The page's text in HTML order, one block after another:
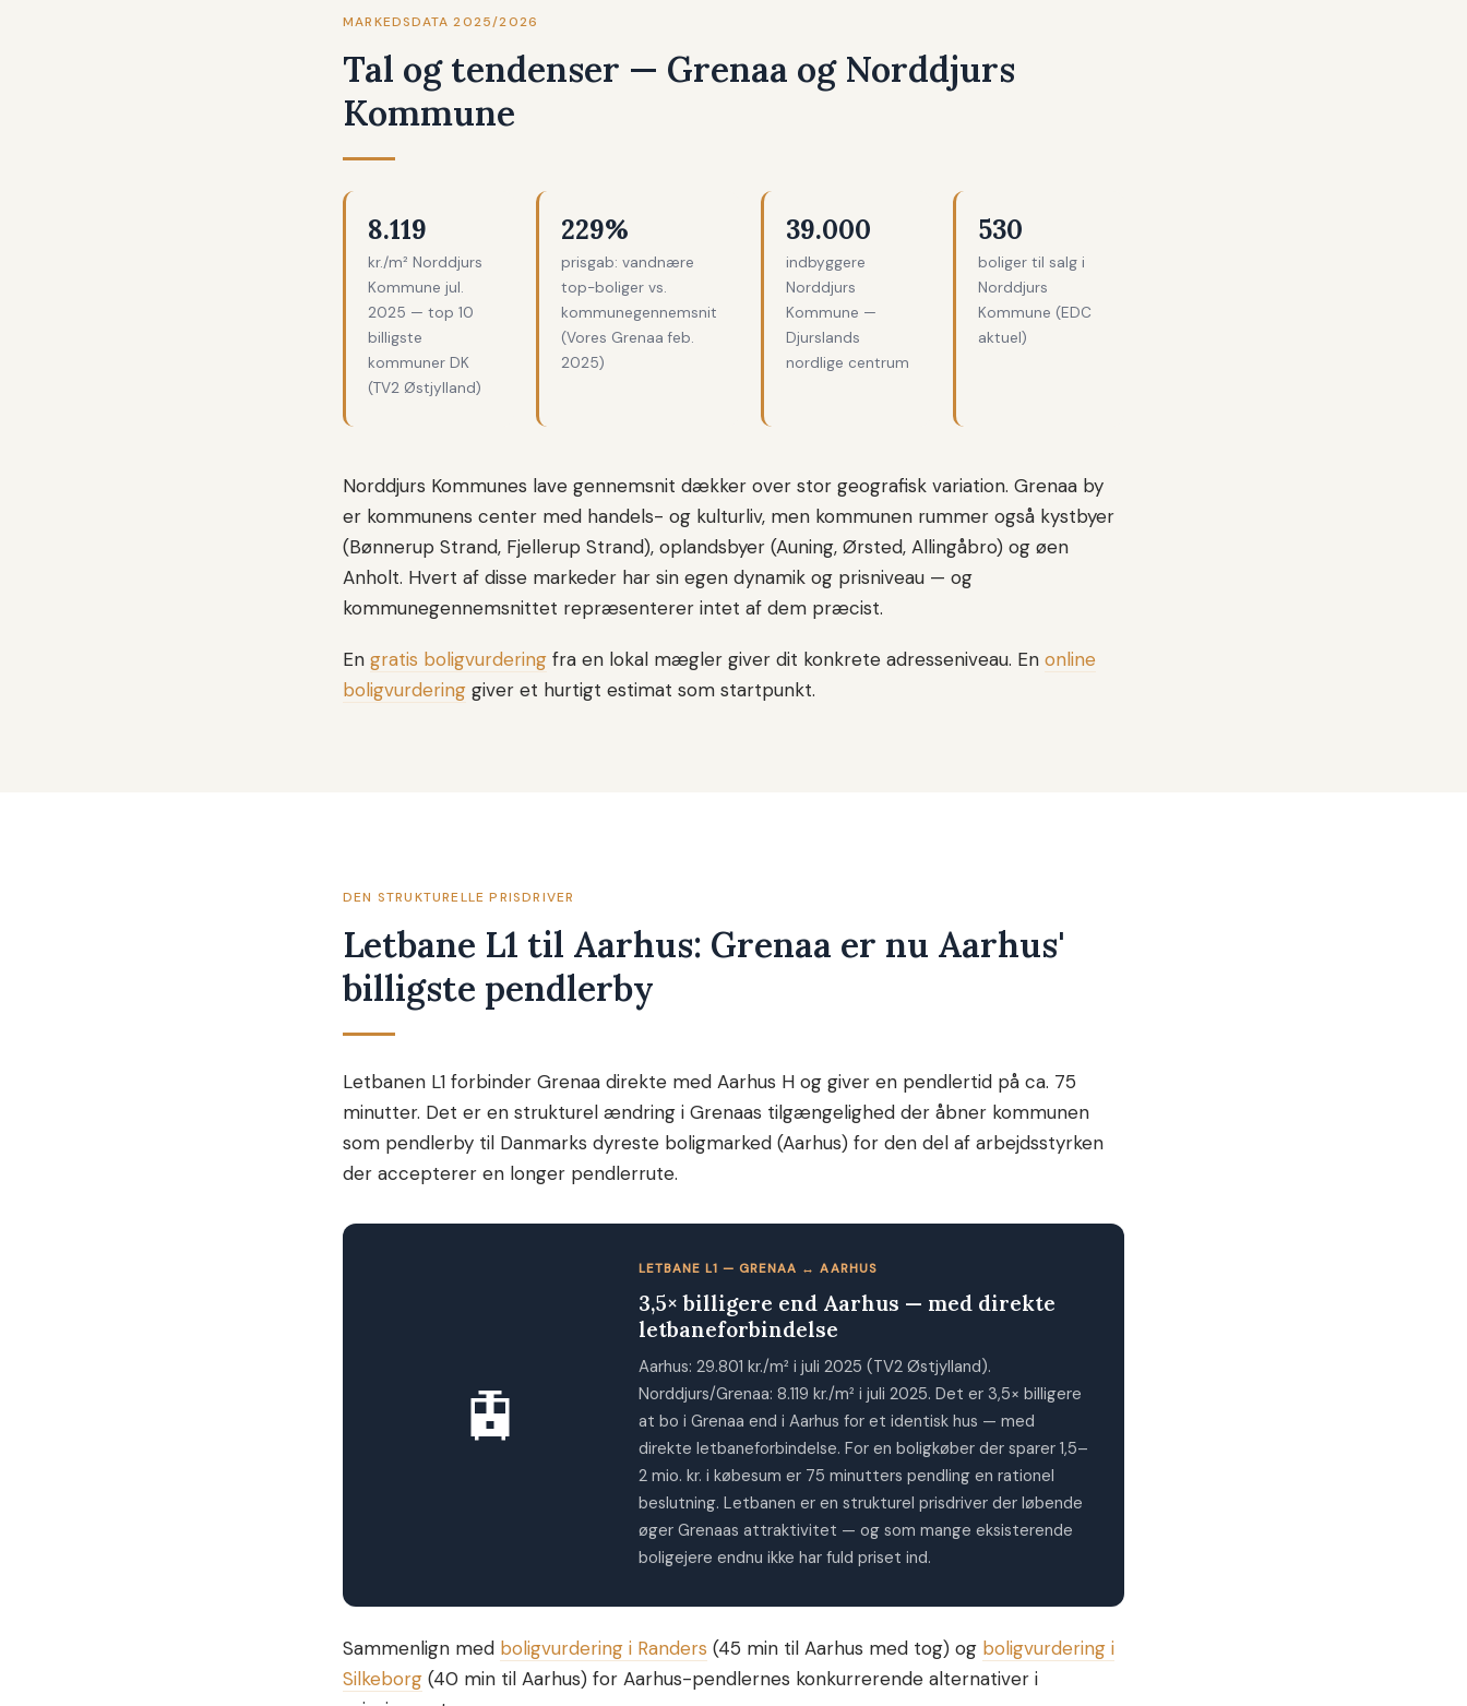
MARKEDSDATA 2025/2026
Tal og tendenser — Grenaa og Norddjurs
Kommune
8.119
kr./m² Norddjurs
Kommune jul.
2025 — top 10
billigste
kommuner DK
(TV2 Østjylland)
229%
prisgab: vandnære
top-boliger vs.
kommunegennemsnit
(Vores Grenaa feb.
2025)
39.000
indbyggere
Norddjurs
Kommune —
Djurslands
nordlige centrum
530
boliger til salg i
Norddjurs
Kommune (EDC
aktuel)
Norddjurs Kommunes lave gennemsnit dækker over stor geografisk variation. Grenaa by
er kommunens center med handels- og kulturliv, men kommunen rummer også kystbyer
(Bønnerup Strand, Fjellerup Strand), oplandsbyer (Auning, Ørsted, Allingåbro) og øen
Anholt. Hvert af disse markeder har sin egen dynamik og prisniveau — og
kommunegennemsnittet repræsenterer intet af dem præcist.
En gratis boligvurdering fra en lokal mægler giver dit konkrete adresseniveau. En online
boligvurdering giver et hurtigt estimat som startpunkt.
DEN STRUKTURELLE PRISDRIVER
Letbane L1 til Aarhus: Grenaa er nu Aarhus'
billigste pendlerby
Letbanen L1 forbinder Grenaa direkte med Aarhus H og giver en pendlertid på ca. 75
minutter. Det er en strukturel ændring i Grenaas tilgængelighed der åbner kommunen
som pendlerby til Danmarks dyreste boligmarked (Aarhus) for den del af arbejdsstyrken
der accepterer en longer pendlerrute.
🚊
LETBANE L1 — GRENAA ↔ AARHUS
3,5× billigere end Aarhus — med direkte
letbaneforbindelse
Aarhus: 29.801 kr./m² i juli 2025 (TV2 Østjylland).
Norddjurs/Grenaa: 8.119 kr./m² i juli 2025. Det er 3,5× billigere
at bo i Grenaa end i Aarhus for et identisk hus — med
direkte letbaneforbindelse. For en boligkøber der sparer 1,5–
2 mio. kr. i købesum er 75 minutters pendling en rationel
beslutning. Letbanen er en strukturel prisdriver der løbende
øger Grenaas attraktivitet — og som mange eksisterende
boligejere endnu ikke har fuld priset ind.
Sammenlign med boligvurdering i Randers (45 min til Aarhus med tog) og boligvurdering i
Silkeborg (40 min til Aarhus) for Aarhus-pendlernes konkurrerende alternativer i